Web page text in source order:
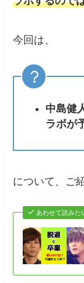
今回は、
中島健
ラボが
について、ご
あわせて読みた